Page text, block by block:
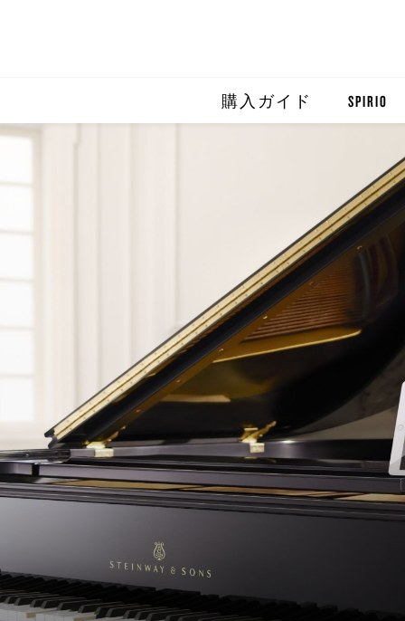
購入ガイド SPIRIO